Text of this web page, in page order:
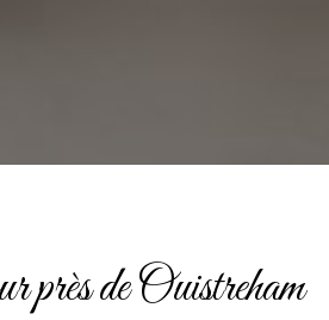
près de Ouistreham